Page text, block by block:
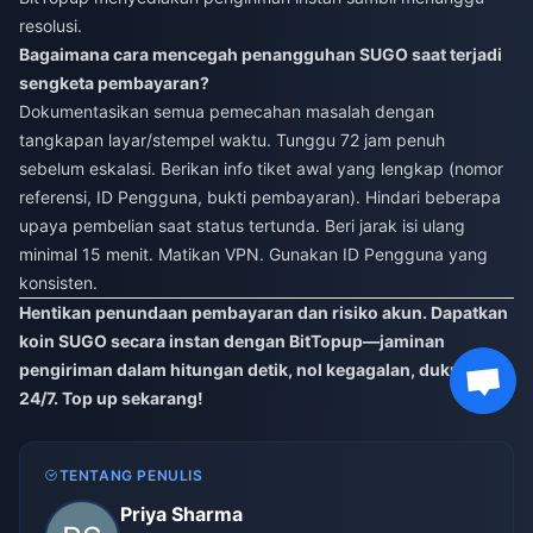
resolusi.
Bagaimana cara mencegah penangguhan SUGO saat terjadi
sengketa pembayaran?
Dokumentasikan semua pemecahan masalah dengan
tangkapan layar/stempel waktu. Tunggu 72 jam penuh
sebelum eskalasi. Berikan info tiket awal yang lengkap (nomor
referensi, ID Pengguna, bukti pembayaran). Hindari beberapa
upaya pembelian saat status tertunda. Beri jarak isi ulang
minimal 15 menit. Matikan VPN. Gunakan ID Pengguna yang
konsisten.
Hentikan penundaan pembayaran dan risiko akun. Dapatkan
koin SUGO secara instan dengan BitTopup—jaminan
pengiriman dalam hitungan detik, nol kegagalan, dukungan
24/7. Top up sekarang!
TENTANG PENULIS
Priya Sharma